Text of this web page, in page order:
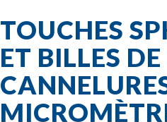
TOUCHES
ET BILLES DE